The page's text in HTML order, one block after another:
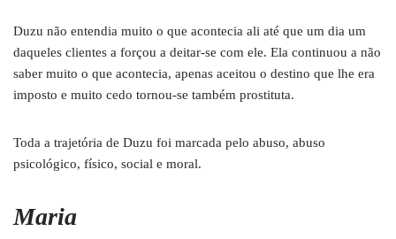
Duzu não entendia muito o que acontecia ali até que um dia um
daqueles clientes a forçou a deitar-se com ele. Ela continuou a não
saber muito o que acontecia, apenas aceitou o destino que lhe era
imposto e muito cedo tornou-se também prostituta.
Toda a trajetória de Duzu foi marcada pelo abuso, abuso
psicológico, físico, social e moral.
Maria